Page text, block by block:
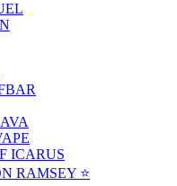
ICARUS
RAMSEY ⭐️